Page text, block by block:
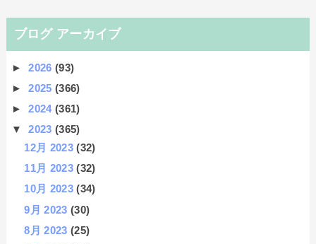
ブログ アーカイブ
►2026(93)
►2025(366)
►2024(361)
▼2023(365)
12月 2023(32)
11月 2023(32)
10月 2023(34)
9月 2023(30)
8月 2023(25)